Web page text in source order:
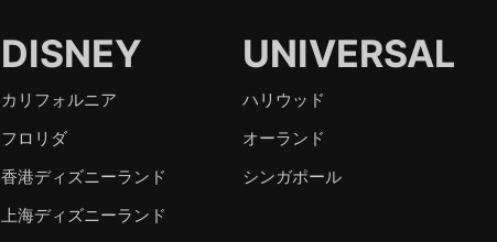
DISNEY
カリフォルニア
フロリダ
香港ディズニーランド
上海ディズニーランド
UNIVERSAL
ハリウッド
オーランド
シンガポール